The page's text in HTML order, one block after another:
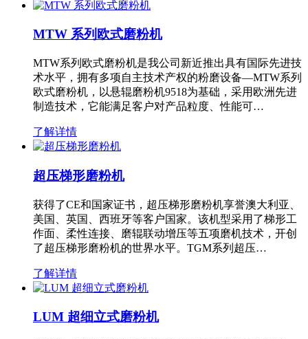
MTW 系列欧式磨粉机
MTW系列欧式磨粉机是我公司新近推出具有国际先进技
术水平，拥有多项自主技术产权的粉磨设备—MTW系列
欧式磨粉机，以悬辊磨粉机9518为基础，采用欧洲先进
制造技术，它能满足客户对产品粒度、性能可…
了解详情
超压梯形磨粉机
获得了CE和国家证书，超压梯形磨粉机享誉澳大利亚、
美国、英国、西班牙等客户国家。该机型采用了梯形工
作面、柔性连接、磨辊联动增压等五项磨机技术，开创
了超压梯形磨粉机的世界水平。TGM系列超压…
了解详情
LUM 超细立式磨粉机